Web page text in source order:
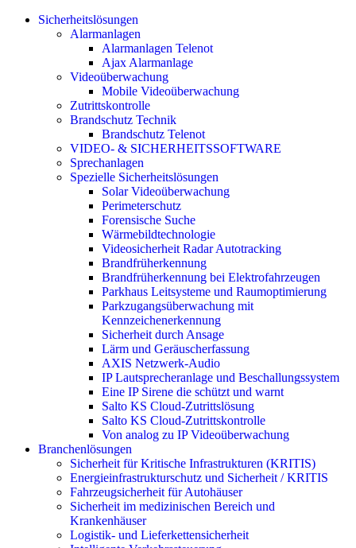
Sicherheitslösungen
Alarmanlagen
Alarmanlagen Telenot
Ajax Alarmanlage
Videoüberwachung
Mobile Videoüberwachung
Zutrittskontrolle
Brandschutz Technik
Brandschutz Telenot
VIDEO- & SICHERHEITSSOFTWARE
Sprechanlagen
Spezielle Sicherheitslösungen
Solar Videoüberwachung
Perimeterschutz
Forensische Suche
Wärmebildtechnologie
Videosicherheit Radar Autotracking​
Brandfrüherkennung
Brandfrüherkennung bei Elektrofahrzeugen
Parkhaus Leitsysteme und Raumoptimierung
Parkzugangsüberwachung mit
Kennzeichenerkennung
Sicherheit durch Ansage
Lärm und Geräuscherfassung
AXIS Netzwerk-Audio
IP Lautsprecheranlage und Beschallungssystem
Eine IP Sirene die schützt und warnt
Salto KS Cloud-Zutrittslösung
Salto KS Cloud-Zutrittskontrolle
Von analog zu IP Videoüberwachung
Branchenlösungen
Sicherheit für Kritische Infrastrukturen (KRITIS)
Energieinfrastrukturschutz und Sicherheit / KRITIS
Fahrzeugsicherheit für Autohäuser
Sicherheit im medizinischen Bereich und
Krankenhäuser
Logistik- und Lieferkettensicherheit